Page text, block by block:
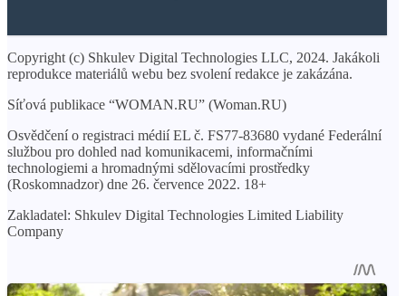
Copyright (c) Shkulev Digital Technologies LLC, 2024. Jakákoli
reprodukce materiálů webu bez svolení redakce je zakázána.
Síťová publikace “WOMAN.RU” (Woman.RU)
Osvědčení o registraci médií EL č. FS77-83680 vydané Federální
službou pro dohled nad komunikacemi, informačními
technologiemi a hromadnými sdělovacími prostředky
(Roskomnadzor) dne 26. července 2022. 18+
Zakladatel: Shkulev Digital Technologies Limited Liability
Company